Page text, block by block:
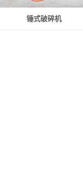
锤式破碎机